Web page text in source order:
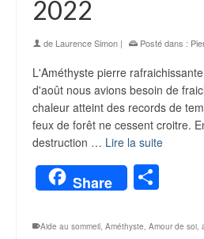
2022
de Laurence Simon | Posté dans :
L'Améthyste pierre
d'août nous avions besoin de
chaleur atteint des records de
feux de forêt ne cessent croitre.
destruction … Lire la suite
Share
Aide au sommeil, Améthyste, Amour de soi,